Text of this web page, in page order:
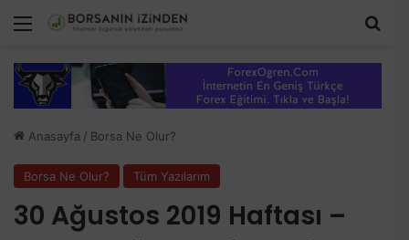
Menü
Anasayfa / Borsa Ne Olur?
Borsa Ne Olur? Tüm Yazılarım
30 Ağustos 2019 Haftası –